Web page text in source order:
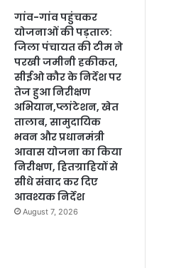
गांव-गांव पहुंचकर
योजनाओं की पड़ताल:
जिला पंचायत की टीम ने
परखी जमीनी हकीकत,
सीईओ कौर के निर्देश पर
तेज हुआ निरीक्षण
अभियान,प्लांटेशन, खेत
तालाब, सामुदायिक
भवन और प्रधानमंत्री
आवास योजना का किया
निरीक्षण, हितग्राहियों से
सीधे संवाद कर दिए
आवश्यक निर्देश
August 7, 2026